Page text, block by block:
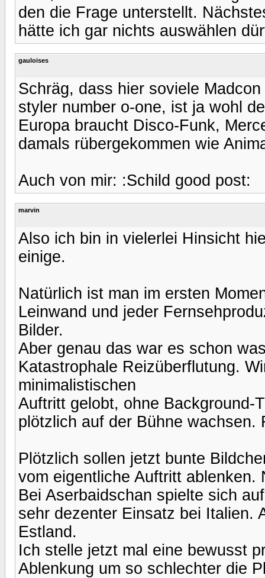
den die Frage unterstellt.
hätte ich gar nichts auswählen
gauloises
Schräg, dass hier soviele
styler number o-one, ist ja wohl
Europa braucht Disco-Funk,
damals rübergekommen wie
Auch von mir: :Schild good post:
marvin
Also ich bin in vielerlei Hinsicht
einige.
Natürlich ist man im ersten
Leinwand und jeder
Bilder.
Aber genau das war es schon
Katastrophale Reizüberflutung.
minimalistischen
Auftritt gelobt, ohne Background-
plötzlich auf der Bühne
Plötzlich sollen jetzt bunte
vom eigentliche Auftritt
Bei Aserbaidschan spielte sich
sehr dezenter Einsatz bei Italien.
Estland.
Ich stelle jetzt mal eine bewusst
Ablenkung um so schlechter die